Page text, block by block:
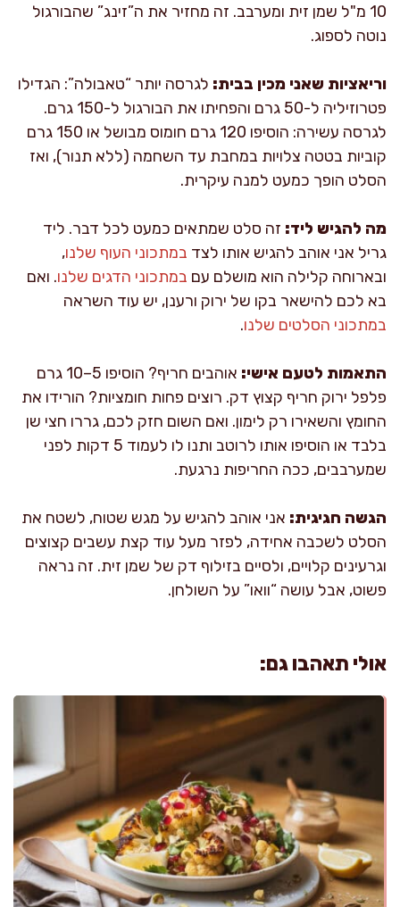
10 מ"ל שמן זית ומערבב. זה מחזיר את ה”זינג” שהבורגול
נוטה לספוג.
וריאציות שאני מכין בבית: לגרסה יותר “טאבולה”: הגדילו
פטרוזיליה ל-50 גרם והפחיתו את הבורגול ל-150 גרם.
לגרסה עשירה: הוסיפו 120 גרם חומוס מבושל או 150 גרם
קוביות בטטה צלויות במחבת עד השחמה (ללא תנור), ואז
הסלט הופך כמעט למנה עיקרית.
מה להגיש ליד: זה סלט שמתאים כמעט לכל דבר. ליד
גריל אני אוהב להגיש אותו לצד במתכוני העוף שלנו,
ובארוחה קלילה הוא מושלם עם במתכוני הדגים שלנו. ואם
בא לכם להישאר בקו של ירוק ורענן, יש עוד השראה
במתכוני הסלטים שלנו.
התאמות לטעם אישי:
אוהבים חריף? הוסיפו 5–10 גרם
פלפל ירוק חריף קצוץ דק. רוצים פחות חומציות? הורידו את
החומץ והשאירו רק לימון. ואם השום חזק לכם, גררו חצי שן
בלבד או הוסיפו אותו לרוטב ותנו לו לעמוד 5 דקות לפני
שמערבבים, ככה החריפות נרגעת.
הגשה חגיגית: אני אוהב להגיש על מגש שטוח, לשטח את
הסלט לשכבה אחידה, לפזר מעל עוד קצת עשבים קצוצים
וגרעינים קלויים, ולסיים בזילוף דק של שמן זית. זה נראה
פשוט, אבל עושה “וואו” על השולחן.
אולי תאהבו גם: